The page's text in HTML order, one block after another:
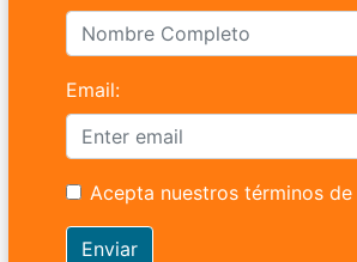
Email:
Acepta nuestros términos de
Enviar